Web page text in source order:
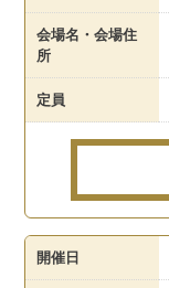
会場名・会場住
所
定員
開催日